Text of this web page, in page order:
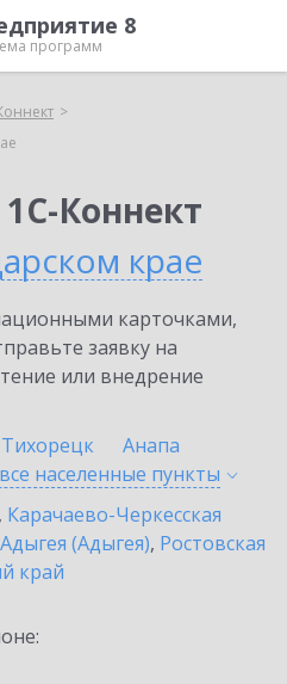
8
программ
Коннект
крае
карточками,
заявку на
или внедрение
Тихорецк
Анапа
населенные пункты
, Карачаево-Черкесская
(Адыгея), Ростовская
край